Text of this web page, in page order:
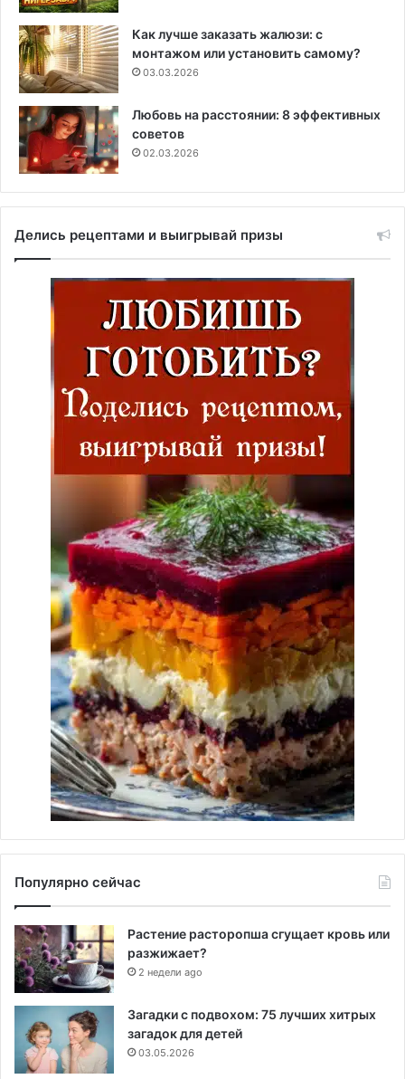
Как лучше заказать жалюзи: с
монтажом или установить самому?
03.03.2026
Любовь на расстоянии: 8 эффективных
советов
02.03.2026
Делись рецептами и выигрывай призы
Популярно сейчас
Растение расторопша сгущает кровь или
разжижает?
2 недели ago
Загадки с подвохом: 75 лучших хитрых
загадок для детей
03.05.2026